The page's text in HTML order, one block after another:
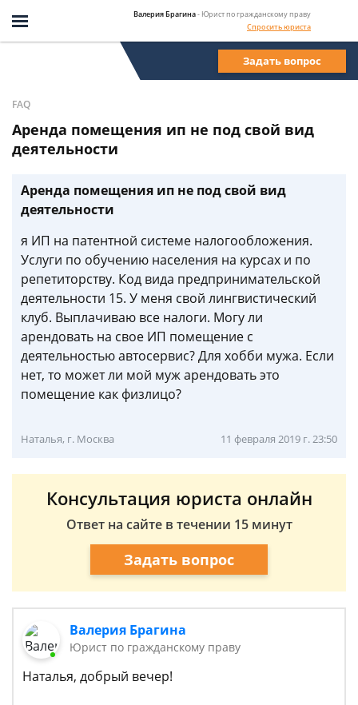
Валерия Брагина- Юрист по гражданскому праву
Спросить юриста
Задать вопрос
FAQ
Аренда помещения ип не под свой вид
деятельности
Аренда помещения ип не под свой вид
деятельности
я ИП на патентной системе налогообложения.
Услуги по обучению населения на курсах и по
репетиторству. Код вида предпринимательской
деятельности 15. У меня свой лингвистический
клуб. Выплачиваю все налоги. Могу ли
арендовать на свое ИП помещение с
деятельностью автосервис? Для хобби мужа. Если
нет, то может ли мой муж арендовать это
помещение как физлицо?
Наталья, г. Москва 11 февраля 2019 г. 23:50
Консультация юриста онлайн
Ответ на сайте в течении 15 минут
Задать вопрос
Валерия Брагина
Юрист по гражданскому праву
Наталья, добрый вечер!